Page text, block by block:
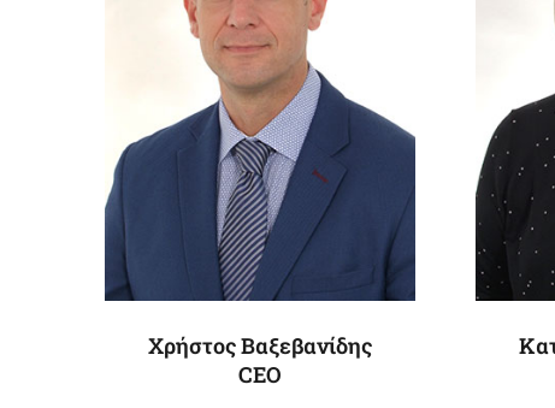
Χρήστος Βαξεβανίδης
CEO